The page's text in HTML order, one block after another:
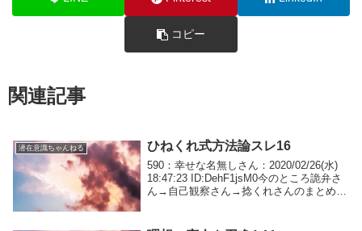
コピー
関連記事
潜在意識ちゃんねる ひねくれ式方法論スレ16
590：幸せな名無しさん：2020/02/26(水)
18:47:23 ID:DehF1jsM0今のところ詭弁さ
ん→自己観察さん→捻くれさんのまとめで